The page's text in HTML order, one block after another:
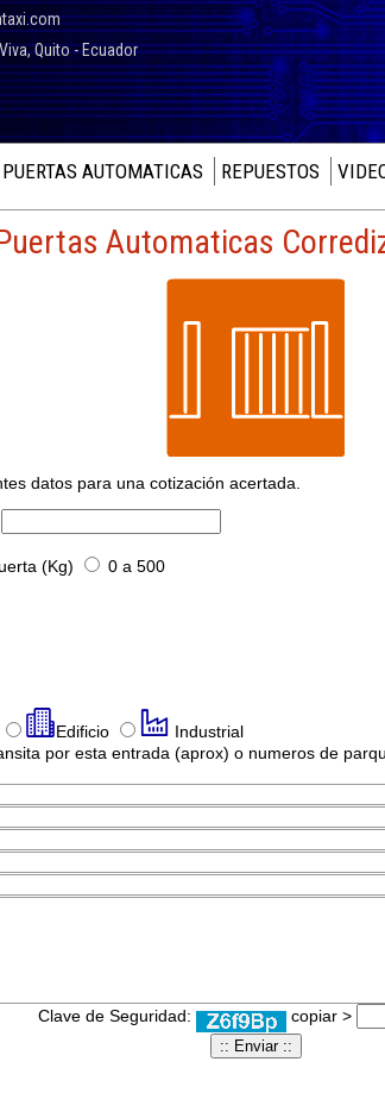
Quito - Ecuador
PUERTAS AUTOMATICAS REPUESTOS
Automaticas
datos para una cotización acertada.
(Kg)
0 a 500
Edificio
Industrial
por esta entrada (aprox) o numeros de
Clave de Seguridad: copiar >